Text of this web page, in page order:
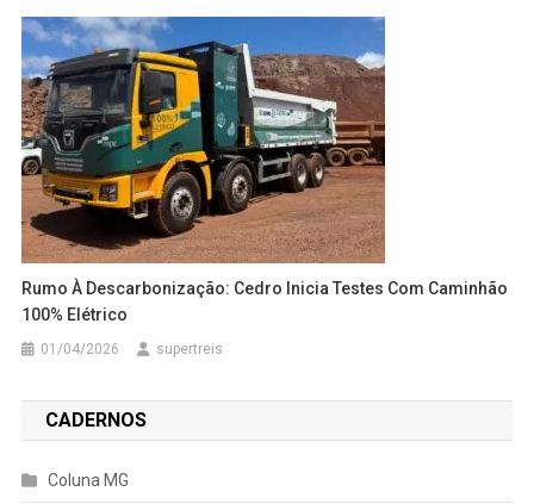
Rumo À Descarbonização: Cedro Inicia Testes Com Caminhão
100% Elétrico
01/04/2026 supertreis
CADERNOS
Coluna MG